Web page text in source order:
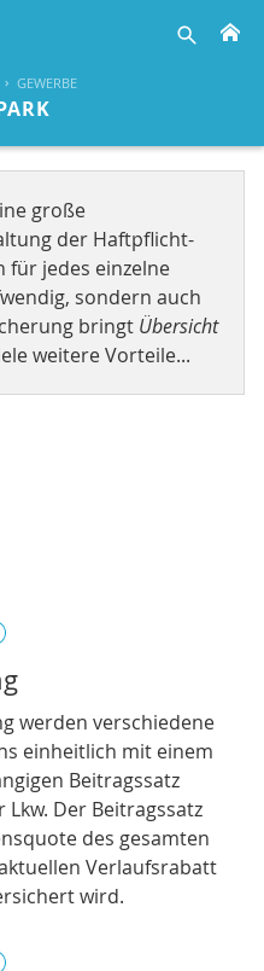
GEWERBE
große
der Haftpflicht-
für jedes einzelne
sondern auch
bringt Übersicht
weitere Vorteile...
werden verschiedene
einheitlich mit einem
Beitragssatz
Der Beitragssatz
des gesamten
Verlaufsrabatt
wird.